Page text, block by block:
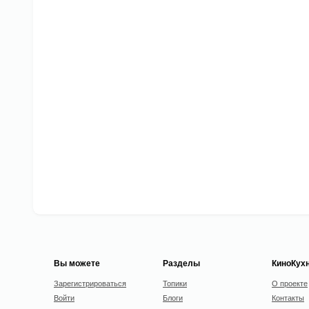
Вы можете
Зарегистрироваться
Войти
Разделы
Топики
Блоги
О проекте
Контакты